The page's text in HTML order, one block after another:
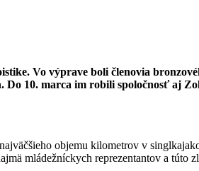
Vo výprave boli členovia
10. marca im robili spoločnosť aj
objemu kilometrov v
mládežníckych reprezentantov a túto